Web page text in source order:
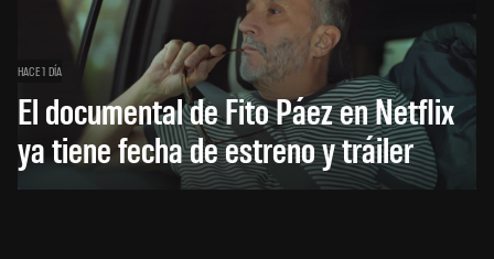
HACE 1 DÍA
El documental de Fito Páez en Netflix
ya tiene fecha de estreno y tráiler